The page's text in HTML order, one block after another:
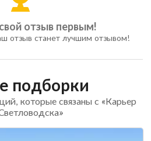
отзыв первым!
отзыв станет лучшим отзывом!
подборки
которые связаны с «Карьер